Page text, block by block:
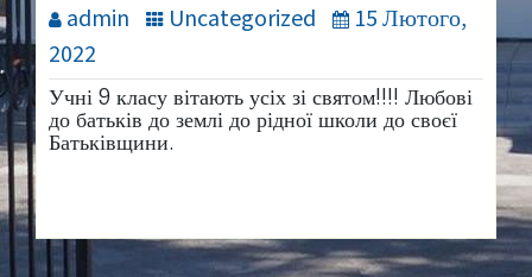
admin Uncategorized
15 Лютого,
2022
Учні 9 класу вітають усіх зі святом!!!! Любові
до батьків до землі до рідної школи до своєї
Батьківщини.